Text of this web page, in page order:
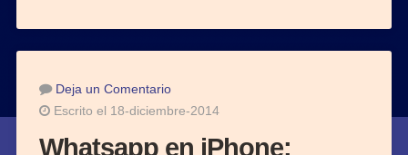
Deja un Comentario
Escrito el 18-diciembre-2014
Whatsapp en iPhone: